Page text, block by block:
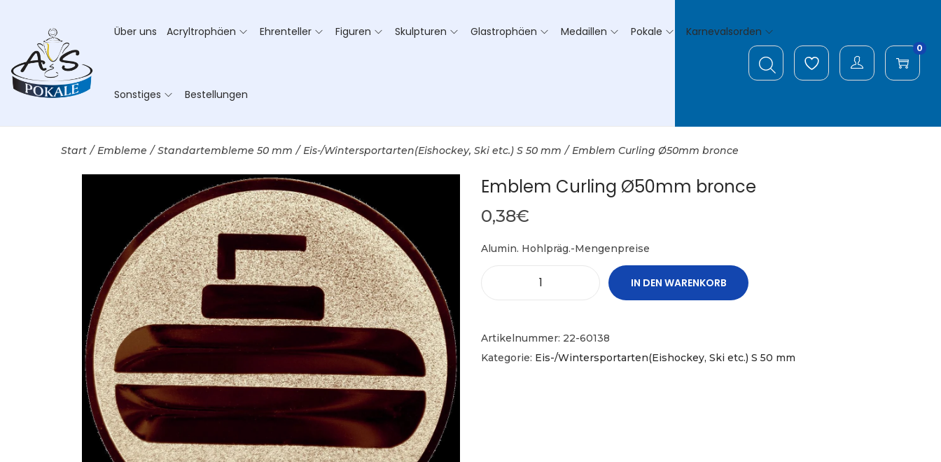
Über uns Acryltrophäen Ehrenteller Figuren Skulpturen Glastrophäen Medaillen Pokale Karnevalsorden
Sonstiges Bestellungen
0
Start / Embleme / Standartembleme 50 mm / Eis-/Wintersportarten(Eishockey, Ski etc.) S 50 mm / Emblem Curling Ø50mm bronce
Emblem Curling Ø50mm bronce
0,38€
Alumin. Hohlpräg.-Mengenpreise
IN DEN WARENKORB
Artikelnummer: 22-60138
Kategorie: Eis-/Wintersportarten(Eishockey, Ski etc.) S 50 mm